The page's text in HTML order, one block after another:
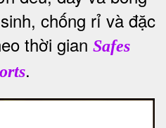
chống rỉ và đặc
thời gian Safes
.